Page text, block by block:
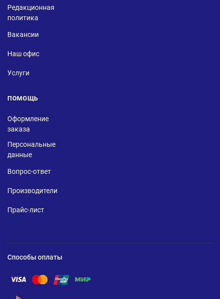
Редакционная
политика
Вакансии
Наш офис
Услуги
ПОМОЩЬ
Оформление
заказа
Персональные
данные
Вопрос-ответ
Производители
Прайс-лист
Способы оплаты
Помощь по оплате Visa
Помощь по оплате Mastercard
Помощь по оплате UnionPay
Помощь по оплате Мир